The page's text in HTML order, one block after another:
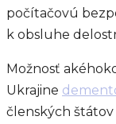
počítačovú
k obsluhe
Možnosť
Ukrajine
členských štátov